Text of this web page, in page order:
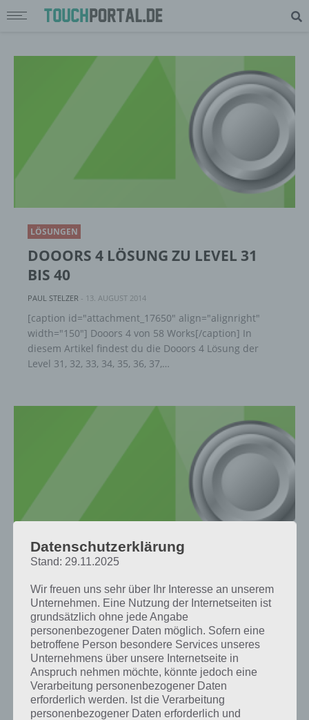
LÖSUNGEN
DOOORS 4 LÖSUNG ZU LEVEL 31
BIS 40
PAUL STELZER - 13. AUGUST 2014
[caption id="attachment_17650" align="alignright"
width="150"] Dooors 4 von 58 Works[/caption] In
diesem Artikel findest du die Dooors 4 Lösung der
Level 31, 32, 33, 34, 35, 36, 37,…
DOOORS 4 LEVEL 21 BIS 30 LÖSUNG
PAUL STELZER-12. AUGUST 2014
[caption id="attachment_17650" align="alignright"
width="150"] Dooors 4 von 58 Works[/caption] Die
Lösung zu den Dooors 4 Leveln von 21, 22, 23, 24, 25,
26, 27, 28, 29, 30…
Datenschutzerklärung
Stand: 29.11.2025
Wir freuen uns sehr über Ihr Interesse an unserem
Unternehmen. Eine Nutzung der Internetseiten ist
grundsätzlich ohne jede Angabe
personenbezogener Daten möglich. Sofern eine
betroffene Person besondere Services unseres
Unternehmens über unsere Internetseite in
Anspruch nehmen möchte, könnte jedoch eine
Verarbeitung personenbezogener Daten
erforderlich werden. Ist die Verarbeitung
personenbezogener Daten erforderlich und